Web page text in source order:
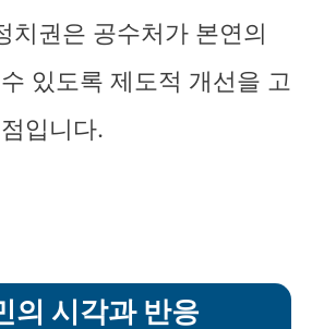
치권은 공수처가 본연의
있도록 제도적 개선을 고
입니다.
의 시각과 반응